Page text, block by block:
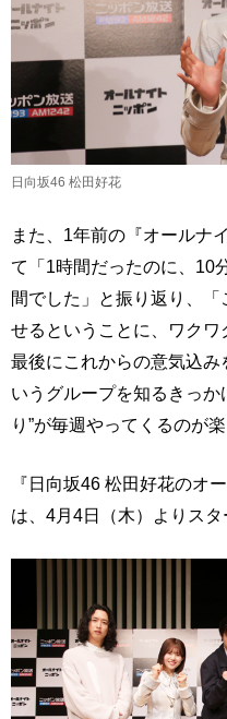
日向坂46 松田好花
また、1年前の『オールナ
て「1時間だったのに、10
間でした」と振り返り、
せるということに、ワクワ
最後にこれからの意気込み
いうグループを知るきっか
り”が毎週やってくるのが
『日向坂46 松田好花のオ
は、4月4日（木）よりスタ